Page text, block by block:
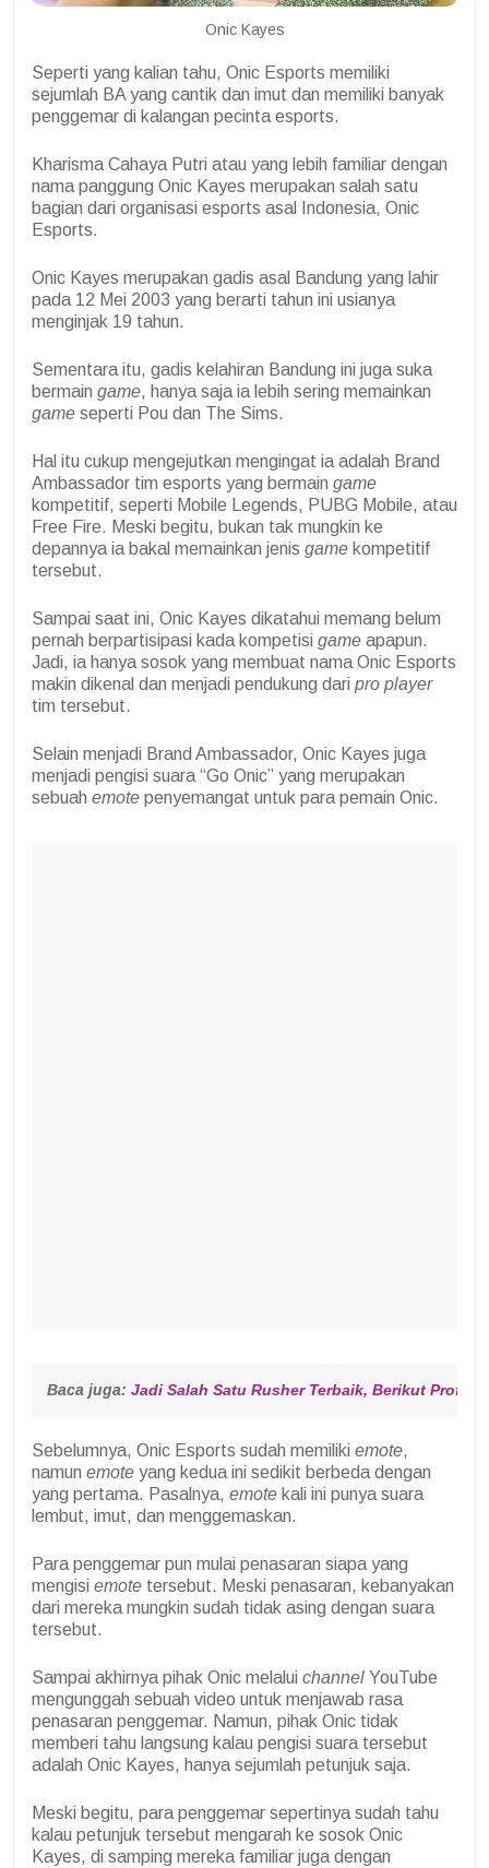
Onic Kayes
Seperti yang kalian tahu, Onic Esports memiliki
sejumlah BA yang cantik dan imut dan memiliki banyak
penggemar di kalangan pecinta esports.
Kharisma Cahaya Putri atau yang lebih familiar dengan
nama panggung Onic Kayes merupakan salah satu
bagian dari organisasi esports asal Indonesia, Onic
Esports.
Onic Kayes merupakan gadis asal Bandung yang lahir
pada 12 Mei 2003 yang berarti tahun ini usianya
menginjak 19 tahun.
Sementara itu, gadis kelahiran Bandung ini juga suka
bermain game, hanya saja ia lebih sering memainkan
game seperti Pou dan The Sims.
Hal itu cukup mengejutkan mengingat ia adalah Brand
Ambassador tim esports yang bermain game
kompetitif, seperti Mobile Legends, PUBG Mobile, atau
Free Fire. Meski begitu, bukan tak mungkin ke
depannya ia bakal memainkan jenis game kompetitif
tersebut.
Sampai saat ini, Onic Kayes dikatahui memang belum
pernah berpartisipasi kada kompetisi game apapun.
Jadi, ia hanya sosok yang membuat nama Onic Esports
makin dikenal dan menjadi pendukung dari pro player
tim tersebut.
Selain menjadi Brand Ambassador, Onic Kayes juga
menjadi pengisi suara “Go Onic” yang merupakan
sebuah emote penyemangat untuk para pemain Onic.
Baca juga: Jadi Salah Satu Rusher Terbaik, Berikut Profil
Sebelumnya, Onic Esports sudah memiliki emote,
namun emote yang kedua ini sedikit berbeda dengan
yang pertama. Pasalnya, emote kali ini punya suara
lembut, imut, dan menggemaskan.
Para penggemar pun mulai penasaran siapa yang
mengisi emote tersebut. Meski penasaran, kebanyakan
dari mereka mungkin sudah tidak asing dengan suara
tersebut.
Sampai akhirnya pihak Onic melalui channel YouTube
mengunggah sebuah video untuk menjawab rasa
penasaran penggemar. Namun, pihak Onic tidak
memberi tahu langsung kalau pengisi suara tersebut
adalah Onic Kayes, hanya sejumlah petunjuk saja.
Meski begitu, para penggemar sepertinya sudah tahu
kalau petunjuk tersebut mengarah ke sosok Onic
Kayes, di samping mereka familiar juga dengan